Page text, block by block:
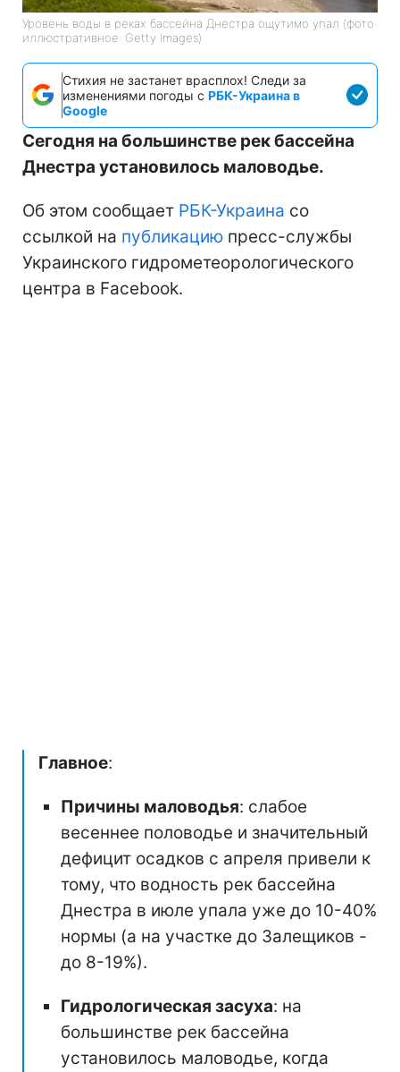
Уровень воды в реках бассейна Днестра ощутимо упал (фото
иллюстративное: Getty Images)
Стихия не застанет врасплох! Следи за
изменениями погоды с РБК-Украина в
Google
Сегодня на большинстве рек бассейна
Днестра установилось маловодье.
Об этом сообщает РБК-Украина со
ссылкой на публикацию пресс-службы
Украинского гидрометеорологического
центра в Facebook.
Главное:
Причины маловодья: слабое
весеннее половодье и значительный
дефицит осадков с апреля привели к
тому, что водность рек бассейна
Днестра в июле упала уже до 10-40%
нормы (а на участке до Залещиков -
до 8-19%).
Гидрологическая засуха: на
большинстве рек бассейна
установилось маловодье, когда